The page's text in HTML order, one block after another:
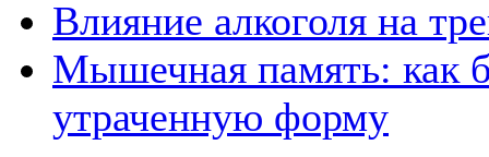
Влияние алкоголя на
Мышечная память: как
утраченную форму